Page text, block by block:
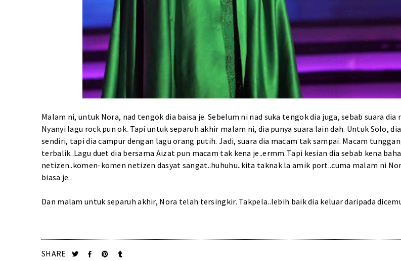
Malam ni, untuk Nora, nad tengok dia baisa je. Sebelum ni nad suka tengok dia juga, sebab suara dia
Nyanyi lagu rock pun ok. Tapi untuk separuh akhir malam ni, dia punya suara lain dah. Untuk Solo,
sendiri, tapi dia campur dengan lagu orang putih. Jadi, suara dia macam tak sampai. Macam
terbalik..Lagu duet dia bersama Aizat pun macam tak kena je..ermm..Tapi kesian dia sebab kena
netizen..komen-komen netizen dasyat sangat..huhuhu..kita taknak la amik port..cuma malam ni
biasa je..
Dan malam untuk separuh akhir, Nora telah tersingkir. Takpela..lebih baik dia keluar daripada
SHARE